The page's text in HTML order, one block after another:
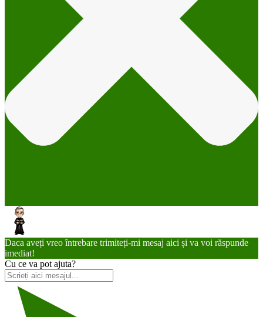
Daca aveți vreo întrebare trimiteți-mi mesaj aici și va voi răspunde
imediat!
Cu ce va pot ajuta?